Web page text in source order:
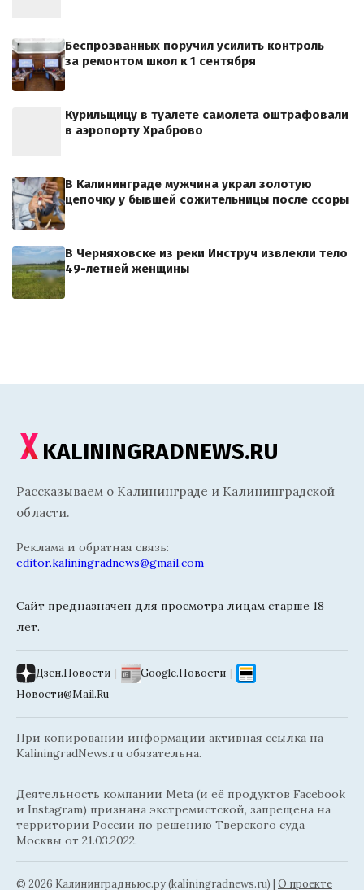
Беспрозванных поручил усилить контроль
за ремонтом школ к 1 сентября
Курильщицу в туалете самолета оштрафовали
в аэропорту Храброво
В Калининграде мужчина украл золотую
цепочку у бывшей сожительницы после ссоры
В Черняховске из реки Инструч извлекли тело
49-летней женщины
KALININGRADNEWS.RU
Рассказываем о Калининграде и Калининградской
области.
Реклама и обратная связь:
editor.kaliningradnews@gmail.com
Сайт предназначен для просмотра лицам старше 18
лет.
Дзен.Новости | Google.Новости |
Новости@Mail.Ru
При копировании информации активная ссылка на
KaliningradNews.ru обязательна.
Деятельность компании Meta (и её продуктов Facebook
и Instagram) признана экстремистской, запрещена на
территории России по решению Тверского суда
Москвы от 21.03.2022.
© 2026 Калининградньюc.ру (kaliningradnews.ru) | О проекте